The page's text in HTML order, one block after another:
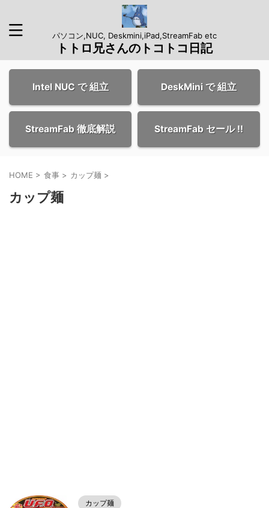
パソコン,NUC, Deskmini,iPad,StreamFab etc
トトロ兄さんのトコトコ日記
Intel NUC で 組立 DeskMini で 組立
StreamFab 徹底解説 StreamFab セール !!
HOME > 食事 > カップ麺 >
カップ麺
カップ麺